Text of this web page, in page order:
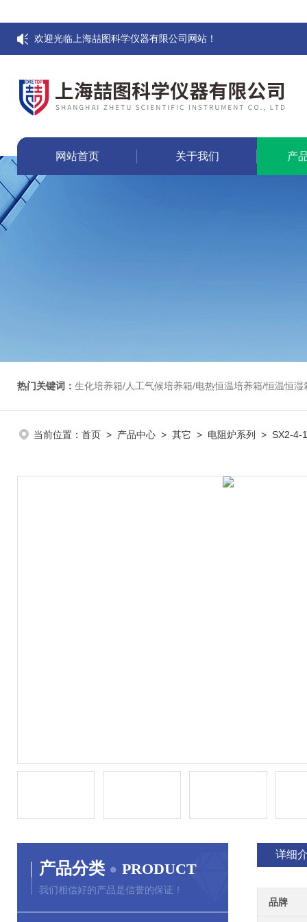
欢迎光临上海喆图科学仪器有限公司网站！
网站首页 关于我们 产
热门关键词： 生化培养箱/人工气候培养箱/电热恒温培养箱/恒温恒湿箱/光照培养箱/二氧化碳培养箱
当前位置： 首页 > 产品中心 > 其它 > 电阻炉系列 > SX2-4-
产品分类 PRODUCT
我们相信好的产品是信誉的保证！
详细
品牌